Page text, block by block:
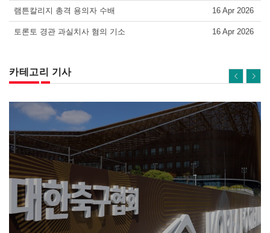
램튼칼리지 총격 용의자 수배 16 Apr 2026
토론토 경관 과실치사 혐의 기소 16 Apr 2026
카테고리 기사